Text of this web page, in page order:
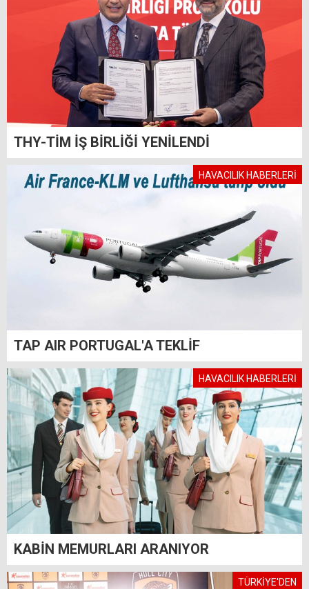
THY-TİM İŞ BİRLİĞİ YENİLENDİ
HAVACILIK HABERLERİ
TAP AIR PORTUGAL'A TEKLİF
HAVACILIK HABERLERİ
KABİN MEMURLARI ARANIYOR
TÜRKİYE'DEN